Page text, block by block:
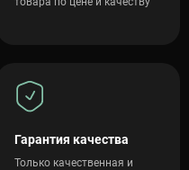
Гарантия качества
Только качественная и